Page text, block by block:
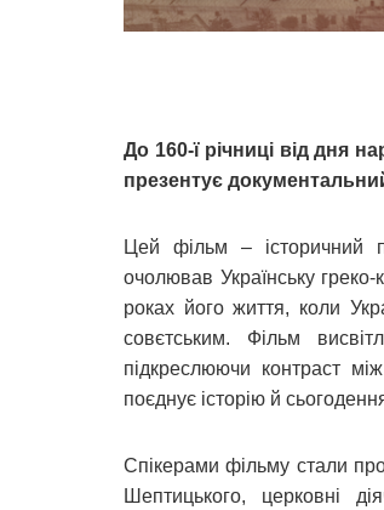
До 160‑ї річниці від дня
презентує
Цей фільм – історичний
очолював Українську
роках його життя, коли
совєтським. Фільм
підкреслюючи контраст
поєднує історію й
Спікерами фільму стали
Шептицького, церковні